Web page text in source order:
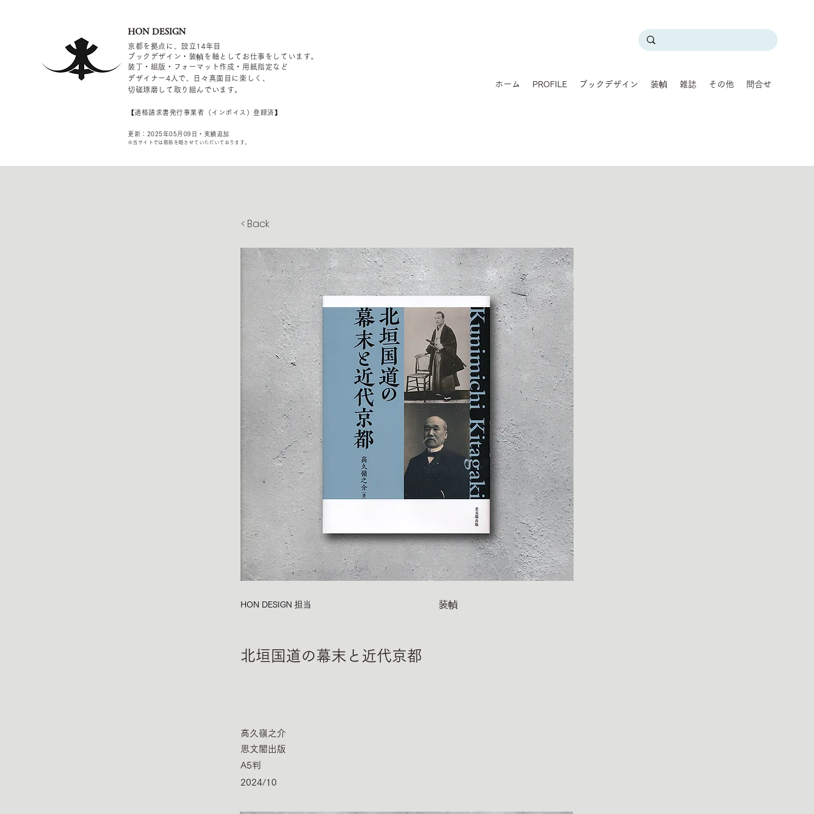
HON DESIGN
京都を拠点に、設立14年目
ブックデザイン・装幀を軸としてお仕事をしています。
装丁・組版・フォーマット作成・用紙指定など
デザイナー4 人で、日々真面目に楽しく、
切磋琢磨して取り組んでいます。
​【適格請求書発行事業者（インボイス）登録済】
更新：2025年05 月09 日・実績追加
​※当サイトでは敬称を 略させていただいております。
ホーム PROFILE ブックデザイン 装幀 雑誌 その他 問合せ
< Back
HON DESIGN​ 担当 装幀
北垣国道の幕末と近代京都
高久嶺之介
思文閣出版
A5判
2024/10